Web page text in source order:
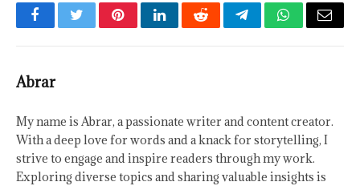
FacebookTwitterPinterestLinkedInRedditTelegramWhatsApp
Email
Abrar
My name is Abrar, a passionate writer and content creator.
With a deep love for words and a knack for storytelling, I
strive to engage and inspire readers through my work.
Exploring diverse topics and sharing valuable insights is